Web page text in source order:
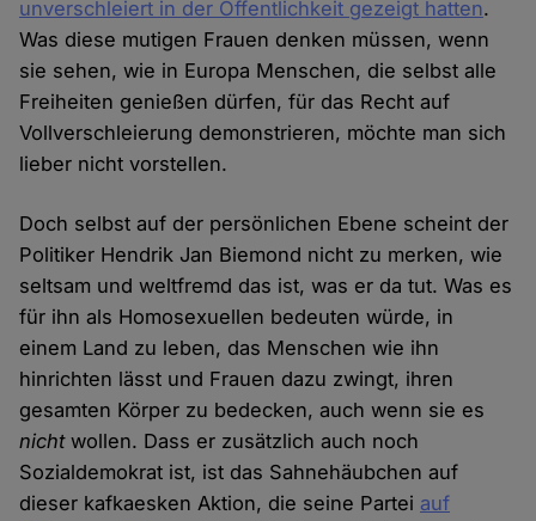
unverschleiert in der Öffentlichkeit gezeigt hatten.
Was diese mutigen Frauen denken müssen, wenn
sie sehen, wie in Europa Menschen, die selbst alle
Freiheiten genießen dürfen, für das Recht auf
Vollverschleierung demonstrieren, möchte man sich
lieber nicht vorstellen.
Doch selbst auf der persönlichen Ebene scheint der
Politiker Hendrik Jan Biemond nicht zu merken, wie
seltsam und weltfremd das ist, was er da tut. Was es
für ihn als Homosexuellen bedeuten würde, in
einem Land zu leben, das Menschen wie ihn
hinrichten lässt und Frauen dazu zwingt, ihren
gesamten Körper zu bedecken, auch wenn sie es
nichtwollen. Dass er zusätzlich auch noch
Sozialdemokrat ist, ist das Sahnehäubchen auf
dieser kafkaesken Aktion, die seine Partei auf